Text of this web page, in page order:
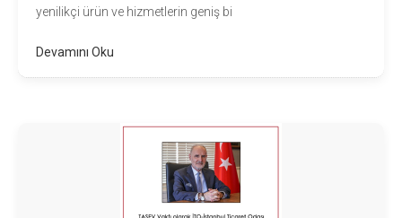
yenilikçi ürün ve hizmetlerin geniş bi
Devamını Oku